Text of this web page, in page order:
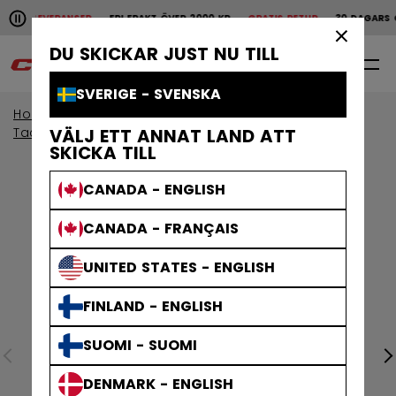
DU SKICKAR JUST NU TILL
SVERIGE - SVENSKA
VÄLJ ETT ANNAT LAND ATT
SKICKA TILL
CANADA - ENGLISH
CANADA - FRANÇAIS
UNITED STATES - ENGLISH
FINLAND - ENGLISH
SUOMI - SUOMI
DENMARK - ENGLISH
Pause the horizontal scroll animation.
LEVERANSERFRI FRAKT ÖVER 2000 KRGRATIS RETUR30 DAGARS
Snabba leveranser Fri frakt över 2000 kr
0
Home Kroppsskydd
Visa efter kollektion
Tacks-skydd